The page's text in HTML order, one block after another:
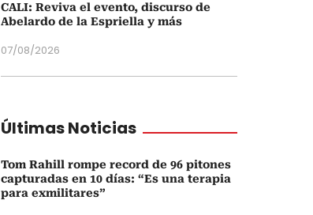
CALI: Reviva el evento, discurso de
Abelardo de la Espriella y más
07/08/2026
Últimas Noticias
Tom Rahill rompe record de 96 pitones
capturadas en 10 días: “Es una terapia
para exmilitares”